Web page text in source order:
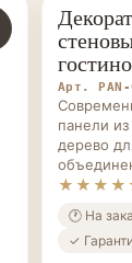
Арт. PAN-
панели
дерево
🕐 На
✓